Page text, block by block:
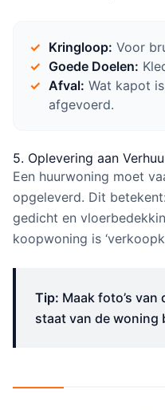
Kringloop: Voor
Goede Doelen:
Afval: Wat kapot
afgevoerd.
5. Oplevering aan
Een huurwoning moet
opgeleverd. Dit
gedicht en
koopwoning is
Tip: Maak foto’s
staat van de woning